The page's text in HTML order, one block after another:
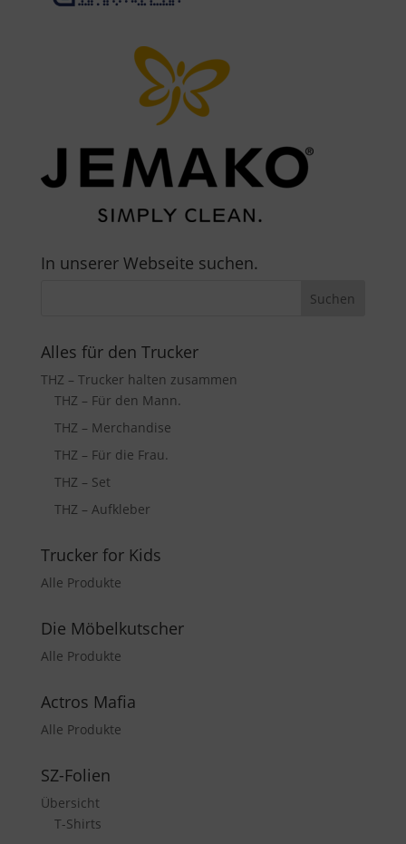
In unserer Webseite suchen.
Alles für den Trucker
THZ – Trucker halten zusammen
THZ – Für den Mann.
THZ – Merchandise
THZ – Für die Frau.
THZ – Set
THZ – Aufkleber
Trucker for Kids
Alle Produkte
Die Möbelkutscher
Alle Produkte
Actros Mafia
Alle Produkte
SZ-Folien
Übersicht
T-Shirts